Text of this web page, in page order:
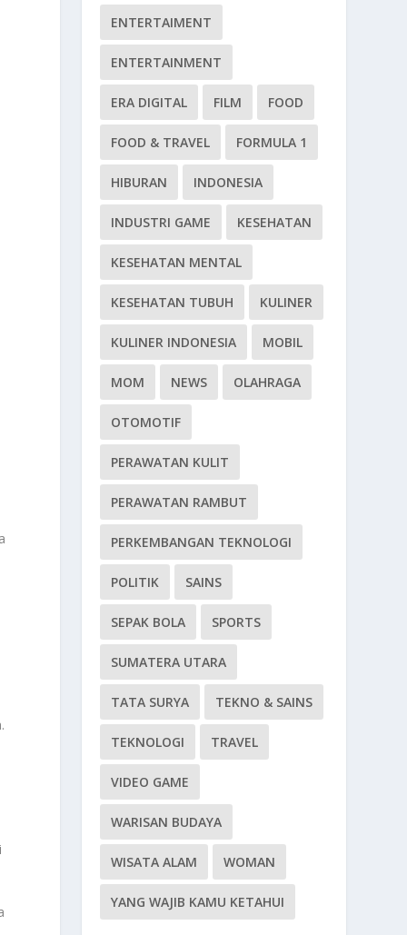
ENTERTAIMENT
ENTERTAINMENT
ERA DIGITAL FILM FOOD
FOOD & TRAVEL FORMULA 1
HIBURAN INDONESIA
INDUSTRI GAME KESEHATAN
KESEHATAN MENTAL
KESEHATAN TUBUH KULINER
KULINER INDONESIA MOBIL
MOM NEWS OLAHRAGA
OTOMOTIF
PERAWATAN KULIT
PERAWATAN RAMBUT
PERKEMBANGAN TEKNOLOGI
POLITIK SAINS
SEPAK BOLA SPORTS
SUMATERA UTARA
TATA SURYA TEKNO & SAINS
TEKNOLOGI TRAVEL
VIDEO GAME
WARISAN BUDAYA
WISATA ALAM WOMAN
YANG WAJIB KAMU KETAHUI